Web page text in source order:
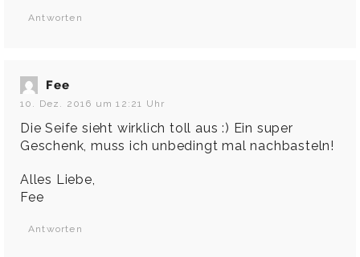
Antworten
Fee
10. Dez. 2016 um 12:21 Uhr
Die Seife sieht wirklich toll aus :) Ein super
Geschenk, muss ich unbedingt mal nachbasteln!
Alles Liebe,
Fee
Antworten